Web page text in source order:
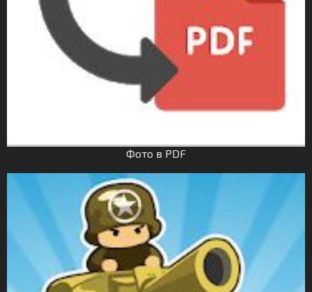
Фото в PDF